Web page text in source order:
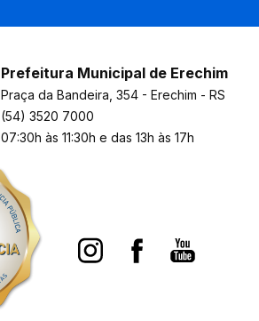
Prefeitura Municipal de Erechim
Praça da Bandeira, 354 - Erechim - RS
(54) 3520 7000
07:30h às 11:30h e das 13h às 17h